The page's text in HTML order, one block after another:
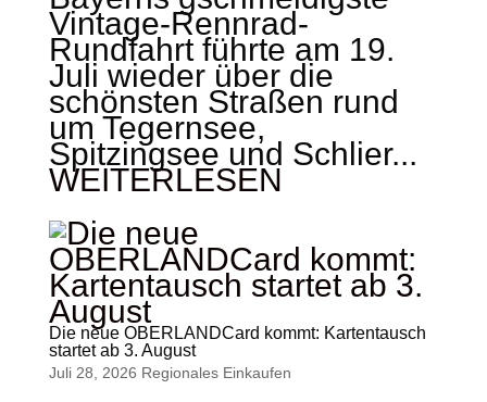
Vintage-Rennrad-
Rundfahrt führte am 19.
Juli wieder über die
schönsten Straßen rund
um Tegernsee,
Spitzingsee und Schlier...
WEITERLESEN
Die neue OBERLANDCard kommt: Kartentausch
startet ab 3. August
Juli 28, 2026 Regionales Einkaufen